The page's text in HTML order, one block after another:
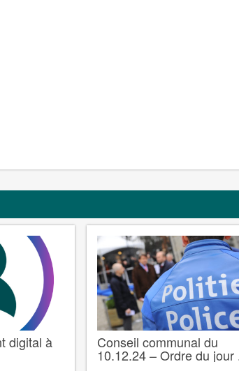
digital à Conseil communal du
10.12.24 – Ordre du jour